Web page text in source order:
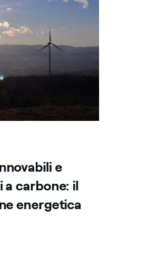
e
a carbone: il
energetica